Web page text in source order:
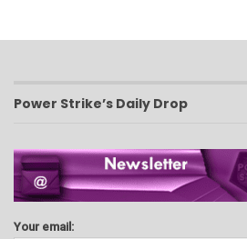
Power Strike’s Daily Drop
Your email: